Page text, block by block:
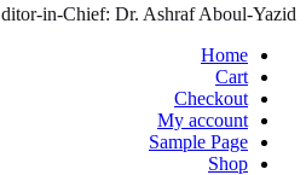
in-Chief: Dr. Ashraf Aboul-Yazid
Home
Cart
Checkout
My account
Sample Page
Shop